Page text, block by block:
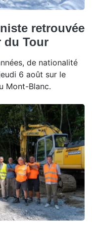
retrouvée
du Tour
de nationalité
6 août sur le
Mont-Blanc.